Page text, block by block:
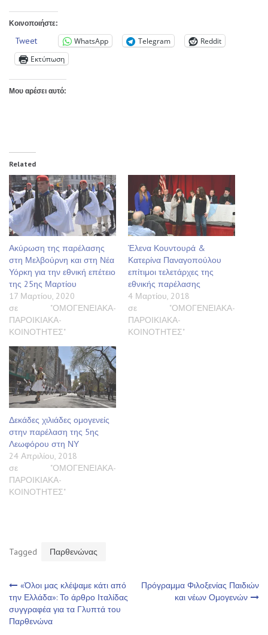
Κοινοποιήστε:
Tweet WhatsApp Telegram
Reddit
Εκτύπωση
Μου αρέσει αυτό:
Related
Ακύρωση της παρέλασης
στη Μελβούρνη και στη Νέα
Υόρκη για την εθνική επέτειο
της 25ης Μαρτίου
17 Μαρτίου, 2020
σε "ΟΜΟΓΕΝΕΙΑΚΑ-
ΠΑΡΟΙΚΙΑΚΑ-
ΚΟΙΝΟΤΗΤΕΣ"
Έλενα Κουντουρά &
Κατερίνα Παναγοπούλου
επίτιμοι τελετάρχες της
εθνικής παρέλασης
4 Μαρτίου, 2018
σε "ΟΜΟΓΕΝΕΙΑΚΑ-
ΠΑΡΟΙΚΙΑΚΑ-
ΚΟΙΝΟΤΗΤΕΣ"
Δεκάδες χιλιάδες ομογενείς
στην παρέλαση της 5ης
Λεωφόρου στη ΝΥ
24 Απριλίου, 2018
σε "ΟΜΟΓΕΝΕΙΑΚΑ-
ΠΑΡΟΙΚΙΑΚΑ-
ΚΟΙΝΟΤΗΤΕΣ"
Tagged Παρθενώνας
Πλοήγηση
άρθρων
«Όλοι μας κλέψαμε κάτι από
την Ελλάδα»: Το άρθρο Ιταλίδας
συγγραφέα για τα Γλυπτά του
Παρθενώνα
Πρόγραμμα Φιλοξενίας Παιδιών
και νέων Ομογενών